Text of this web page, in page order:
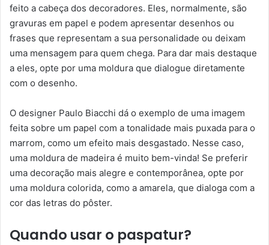
feito a cabeça dos decoradores. Eles, normalmente, são
gravuras em papel e podem apresentar desenhos ou
frases que representam a sua personalidade ou deixam
uma mensagem para quem chega. Para dar mais destaque
a eles, opte por uma moldura que dialogue diretamente
com o desenho.
O designer Paulo Biacchi dá o exemplo de uma imagem
feita sobre um papel com a tonalidade mais puxada para o
marrom, como um efeito mais desgastado. Nesse caso,
uma moldura de madeira é muito bem-vinda! Se preferir
uma decoração mais alegre e contemporânea, opte por
uma moldura colorida, como a amarela, que dialoga com a
cor das letras do pôster.
Quando usar o paspatur?